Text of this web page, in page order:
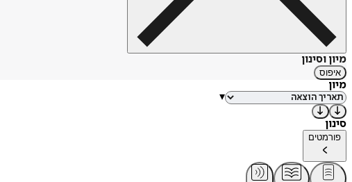
מיון וסינון
איפוס
מיון
▾
סינון
פורמטים